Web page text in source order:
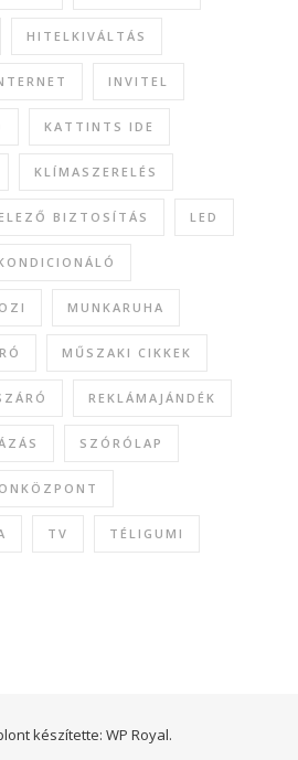
HITELKIVÁLTÁS
INVITEL
KATTINTS IDE
KLÍMASZERELÉS
BIZTOSÍTÁS LED
MUNKARUHA
MŰSZAKI CIKKEK
REKLÁMAJÁNDÉK
SZÓRÓLAP
TV TÉLIGUMI
készítette: WP Royal.